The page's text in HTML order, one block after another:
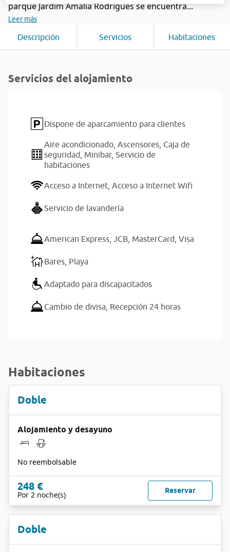
parque Jardim Amalia Rodrigues se encuentra...
Leer más
Descripción Servicios Habitaciones
Servicios del alojamiento
Dispone de aparcamiento para clientes
Aire acondicionado, Ascensores, Caja de
seguridad, Minibar, Servicio de
habitaciones
Acceso a Internet, Acceso a Internet Wifi
Servicio de lavandería
American Express, JCB, MasterCard, Visa
Bares, Playa
Adaptado para discapacitados
Cambio de divisa, Recepción 24 horas
Habitaciones
Doble
Alojamiento y desayuno
No reembolsable
248 €
Por 2 noche(s) Reservar
Doble